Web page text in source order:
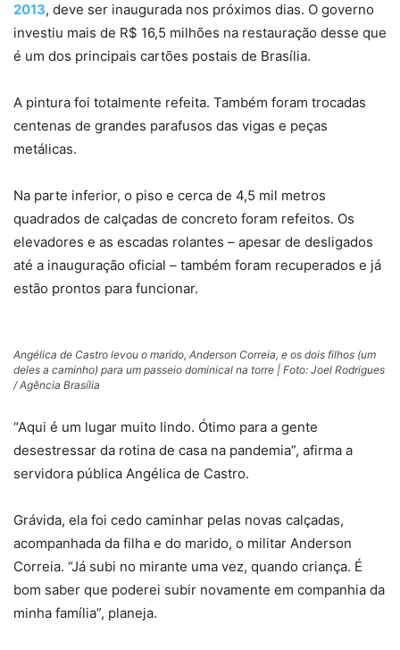
2013, deve ser inaugurada nos próximos dias. O governo
investiu mais de R$ 16,5 milhões na restauração desse que
é um dos principais cartões postais de Brasília.
A pintura foi totalmente refeita. Também foram trocadas
centenas de grandes parafusos das vigas e peças
metálicas.
Na parte inferior, o piso e cerca de 4,5 mil metros
quadrados de calçadas de concreto foram refeitos. Os
elevadores e as escadas rolantes – apesar de desligados
até a inauguração oficial – também foram recuperados e já
estão prontos para funcionar.
Angélica de Castro levou o marido, Anderson Correia, e os dois filhos (um
deles a caminho) para um passeio dominical na torre | Foto: Joel Rodrigues
/ Agência Brasília
“Aqui é um lugar muito lindo. Ótimo para a gente
desestressar da rotina de casa na pandemia”, afirma a
servidora pública Angélica de Castro.
Grávida, ela foi cedo caminhar pelas novas calçadas,
acompanhada da filha e do marido, o militar Anderson
Correia. “Já subi no mirante uma vez, quando criança. É
bom saber que poderei subir novamente em companhia da
minha família”, planeja.